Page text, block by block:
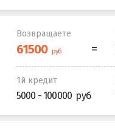
Возвращаете
1й кредит
5000 - 100000